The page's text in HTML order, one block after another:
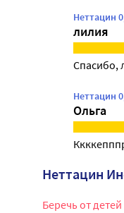
Неттацин
лилия
Спасибо,
Неттацин
Ольга
Неттацин
Беречь от детей